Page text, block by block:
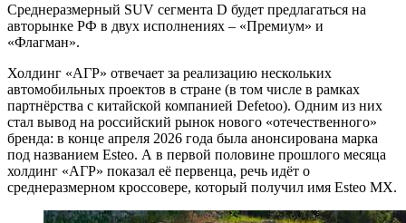
Среднеразмерный SUV сегмента D будет предлагаться на
авторынке РФ в двух исполнениях – «Премиум» и
«Флагман».
Холдинг «АГР» отвечает за реализацию нескольких
автомобильных проектов в стране (в том числе в рамках
партнёрства с китайской компанией Defetoo). Одним из них
стал вывод на российский рынок нового «отечественного»
бренда: в конце апреля 2026 года была анонсирована марка
под названием Esteo. А в первой половине прошлого месяца
холдинг «АГР» показал её первенца, речь идёт о
среднеразмерном кроссовере, который получил имя Esteo MX.